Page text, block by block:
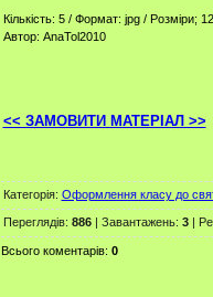
Кількість: 5 / Формат: jpg / Розміри;
Автор: AnaTol2010
<< ЗАМОВИТИ МАТЕРІАЛ >>
Категорія: Оформлення класу до
Переглядів: 886| Завантажень: 3|
Всього коментарів: 0